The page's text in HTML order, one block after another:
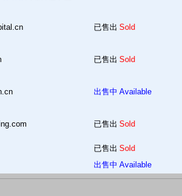
已售出 Sold
已售出 Sold
出售中 Available
已售出 Sold
已售出 Sold
出售中 Available